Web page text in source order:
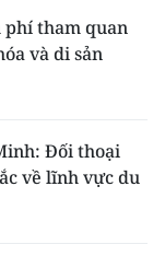
phí tham quan
và di sản
Đối thoại
về lĩnh vực du